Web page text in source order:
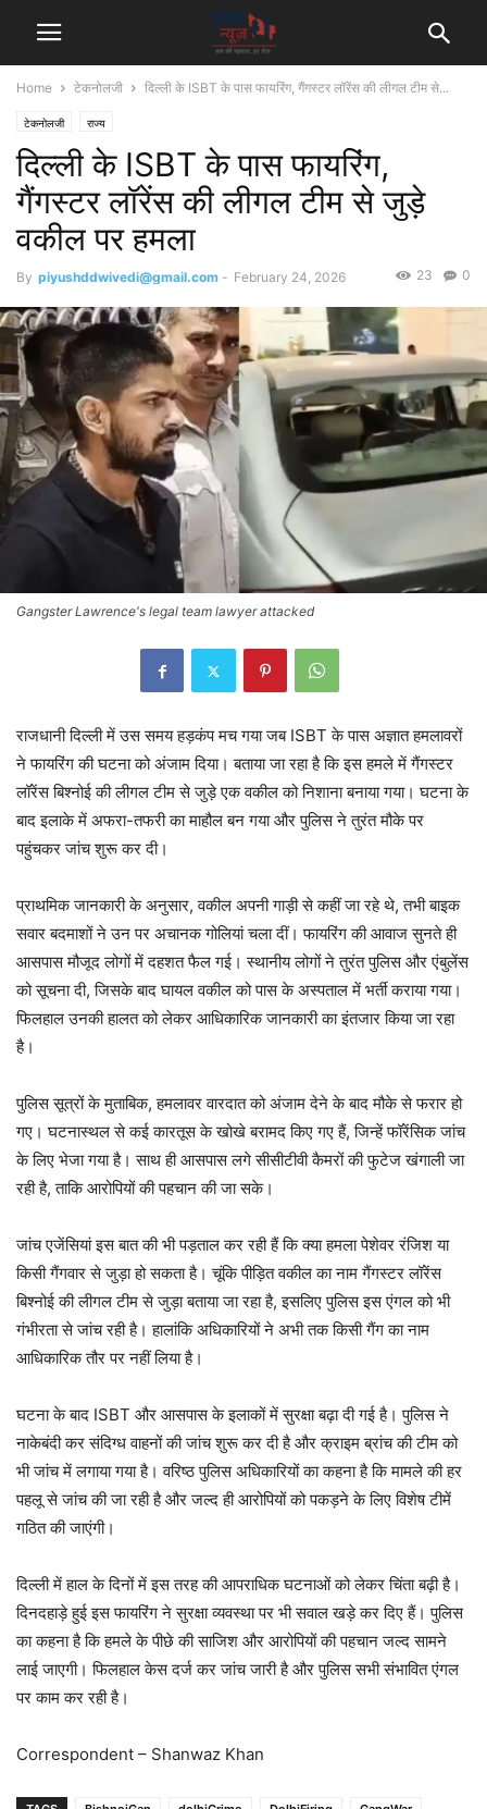
Home टेकनोलजी दिल्ली के ISBT के पास फायरिंग, गैंगस्टर लॉरेंस की लीगल टीम से...
टेकनोलजी राज्य
दिल्ली के ISBT के पास फायरिंग,
गैंगस्टर लॉरेंस की लीगल टीम से जुड़े
वकील पर हमला
By piyushddwivedi@gmail.com - February 24, 2026 0
23
Gangster Lawrence's legal team lawyer attacked
राजधानी दिल्ली में उस समय हड़कंप मच गया जब ISBT के पास अज्ञात हमलावरों
ने फायरिंग की घटना को अंजाम दिया। बताया जा रहा है कि इस हमले में गैंगस्टर
लॉरेंस बिश्नोई की लीगल टीम से जुड़े एक वकील को निशाना बनाया गया। घटना के
बाद इलाके में अफरा-तफरी का माहौल बन गया और पुलिस ने तुरंत मौके पर
पहुंचकर जांच शुरू कर दी।
प्राथमिक जानकारी के अनुसार, वकील अपनी गाड़ी से कहीं जा रहे थे, तभी बाइक
सवार बदमाशों ने उन पर अचानक गोलियां चला दीं। फायरिंग की आवाज सुनते ही
आसपास मौजूद लोगों में दहशत फैल गई। स्थानीय लोगों ने तुरंत पुलिस और एंबुलेंस
को सूचना दी, जिसके बाद घायल वकील को पास के अस्पताल में भर्ती कराया गया।
फिलहाल उनकी हालत को लेकर आधिकारिक जानकारी का इंतजार किया जा रहा
है।
पुलिस सूत्रों के मुताबिक, हमलावर वारदात को अंजाम देने के बाद मौके से फरार हो
गए। घटनास्थल से कई कारतूस के खोखे बरामद किए गए हैं, जिन्हें फॉरेंसिक जांच
के लिए भेजा गया है। साथ ही आसपास लगे सीसीटीवी कैमरों की फुटेज खंगाली जा
रही है, ताकि आरोपियों की पहचान की जा सके।
जांच एजेंसियां इस बात की भी पड़ताल कर रही हैं कि क्या हमला पेशेवर रंजिश या
किसी गैंगवार से जुड़ा हो सकता है। चूंकि पीड़ित वकील का नाम गैंगस्टर लॉरेंस
बिश्नोई की लीगल टीम से जुड़ा बताया जा रहा है, इसलिए पुलिस इस एंगल को भी
गंभीरता से जांच रही है। हालांकि अधिकारियों ने अभी तक किसी गैंग का नाम
आधिकारिक तौर पर नहीं लिया है।
घटना के बाद ISBT और आसपास के इलाकों में सुरक्षा बढ़ा दी गई है। पुलिस ने
नाकेबंदी कर संदिग्ध वाहनों की जांच शुरू कर दी है और क्राइम ब्रांच की टीम को
भी जांच में लगाया गया है। वरिष्ठ पुलिस अधिकारियों का कहना है कि मामले की हर
पहलू से जांच की जा रही है और जल्द ही आरोपियों को पकड़ने के लिए विशेष टीमें
गठित की जाएंगी।
दिल्ली में हाल के दिनों में इस तरह की आपराधिक घटनाओं को लेकर चिंता बढ़ी है।
दिनदहाड़े हुई इस फायरिंग ने सुरक्षा व्यवस्था पर भी सवाल खड़े कर दिए हैं। पुलिस
का कहना है कि हमले के पीछे की साजिश और आरोपियों की पहचान जल्द सामने
लाई जाएगी। फिलहाल केस दर्ज कर जांच जारी है और पुलिस सभी संभावित एंगल
पर काम कर रही है।
Correspondent – Shanwaz Khan